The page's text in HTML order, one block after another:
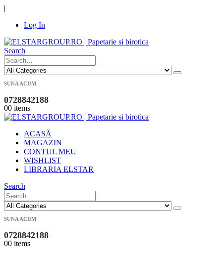
|
Log In
Search
SUNA ACUM
0728842188
00 items
ACASĂ
MAGAZIN
CONTUL MEU
WISHLIST
LIBRARIA ELSTAR
Search
SUNA ACUM
0728842188
00 items